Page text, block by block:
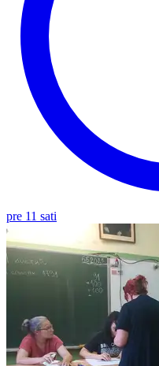
pre 11 sati